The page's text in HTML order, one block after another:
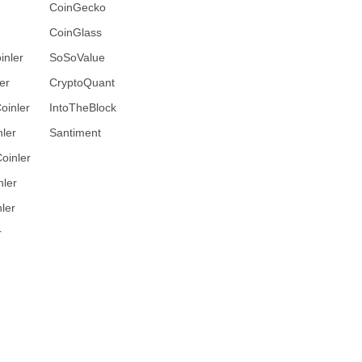
CoinGecko
CoinGlass
SoSoValue
CryptoQuant
IntoTheBlock
Santiment